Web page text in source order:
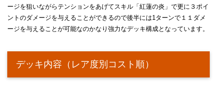
ージを狙いながらテンションをあげてスキル「紅蓮の炎」で更に３ポイ
ントのダメージを与えることができるので後半には1ターンで１１ダメ
ージを与えることが可能なのかなり強力なデッキ構成となっています。
デッキ内容（レア度別コスト順）